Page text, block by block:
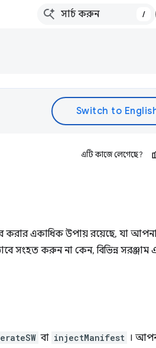
/
এটি কাজে লেগেছে?
করার একাধিক উপায় রয়েছে, যা
সংহত করুন না কেন, বিভিন্ন
বা injectManifest ।